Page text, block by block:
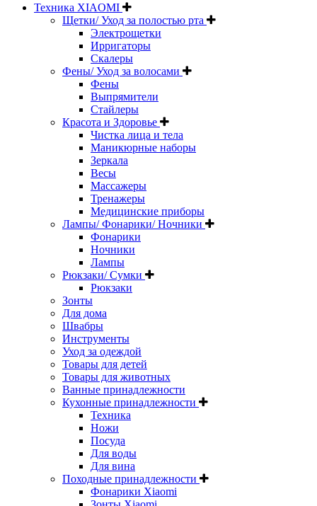
Техника XIAOMI
Щетки/ Уход за полостью рта
Электрощетки
Ирригаторы
Скалеры
Фены/ Уход за волосами
Фены
Выпрямители
Стайлеры
Красота и Здоровье
Чистка лица и тела
Маникюрные наборы
Зеркала
Весы
Массажеры
Тренажеры
Медицинские приборы
Лампы/ Фонарики/ Ночники
Фонарики
Ночники
Лампы
Рюкзаки/ Сумки
Рюкзаки
Зонты
Для дома
Швабры
Инструменты
Уход за одеждой
Товары для детей
Товары для животных
Ванные принадлежности
Кухонные принадлежности
Техника
Ножи
Посуда
Для воды
Для вина
Походные принадлежности
Фонарики Xiaomi